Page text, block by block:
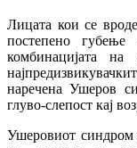
Лицата кои се
постепено
комбинацијата
наречена Ушеров
глуво-слепост кај
Ушеровиот синдром